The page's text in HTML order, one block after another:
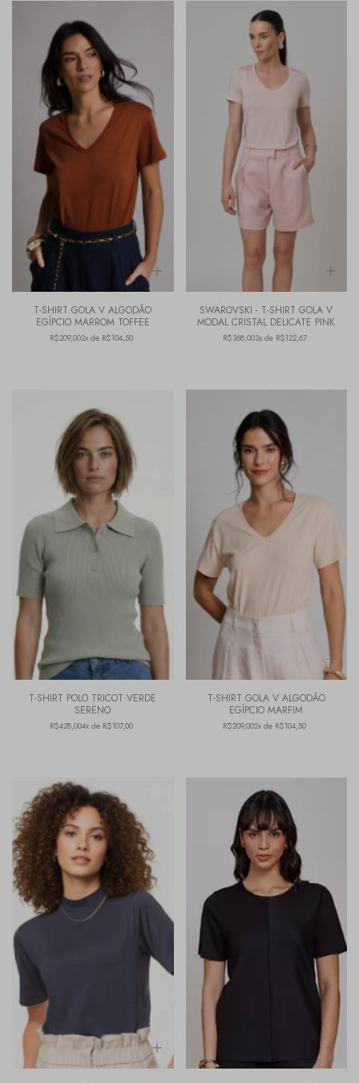
T-SHIRT GOLA V ALGODÃO
EGÍPCIO MARROM TOFFEE
R$209,002x de R$104,50
SWAROVSKI - T-SHIRT GOLA V
MODAL CRISTAL DELICATE PINK
R$368,003x de R$122,67
T-SHIRT POLO TRICOT VERDE
SERENO
R$428,004x de R$107,00
T-SHIRT GOLA V ALGODÃO
EGÍPCIO MARFIM
R$209,002x de R$104,50